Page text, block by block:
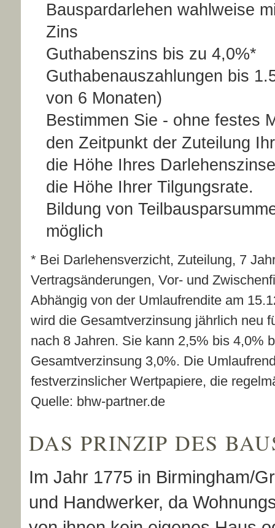
Bauspardarlehen wahlweise
Zins
Guthabenszins bis zu 4,0%*
Guthabenauszahlungen bis
von 6 Monaten)
Bestimmen Sie - ohne festes
den Zeitpunkt der Zuteilung
die Höhe Ihres
die Höhe Ihrer Tilgungsrate.
Bildung von
* Bei Darlehensverzicht, Zuteilung, 7
Vertragsänderungen, Vor- und
Abhängig von der Umlaufrendite am
wird die Gesamtverzinsung jährlich neu
nach 8 Jahren. Sie kann 2,5% bis 4,0%
Gesamtverzinsung 3,0%. Die
festverzinslicher Wertpapiere, die
Quelle: bhw-partner.de
DAS PRINZIP DES
Im Jahr 1775 in Birmingham/
und Handwerker, da